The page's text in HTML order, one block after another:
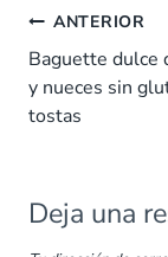
b
o
o
s
A
p
ANTERIOR
Baguette dulce
y nueces sin
tostas
Deja una